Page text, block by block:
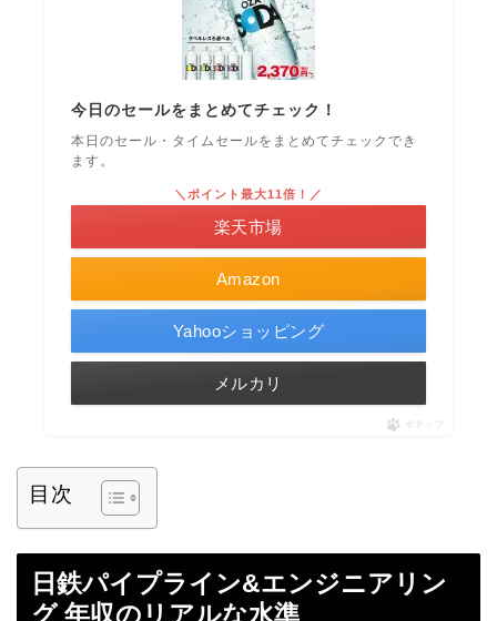
今日のセールをまとめてチェック！
本日のセール・タイムセールをまとめてチェックでき
ます。
Amazon
＼ポイント最大11倍！／
楽天市場
Yahooショッピング
メルカリ
ポチップ
目次
日鉄パイプライン&エンジニアリン
グ 年収のリアルな水準